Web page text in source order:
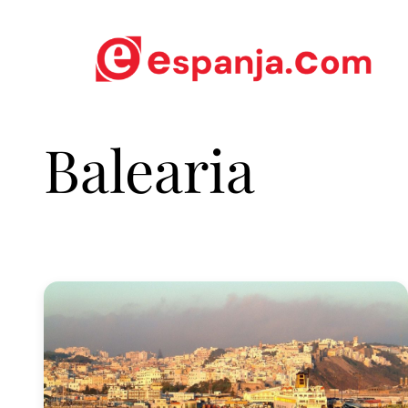
Balearia